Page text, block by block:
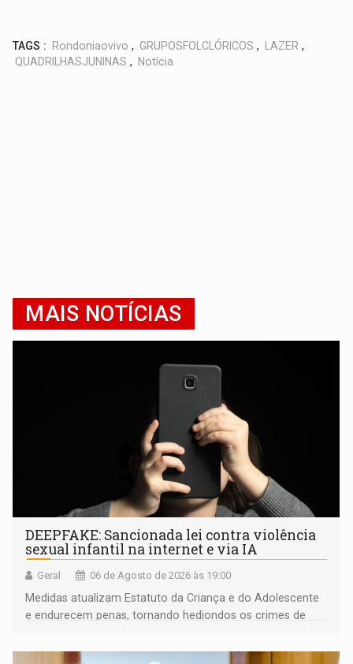
TAGS : Rondoniaovivo , GRUPOSFOLCLÓRICOS , LAZER ,
QUADRILHASJUNINAS , Notícia
MAIS NOTÍCIAS
DEEPFAKE: Sancionada lei contra violência
sexual infantil na internet e via IA
Geral 06 de Agosto de 2026 às 19:00
Medidas atualizam Estatuto da Criança e do Adolescente
e endurecem penas, tornando hediondos os crimes de